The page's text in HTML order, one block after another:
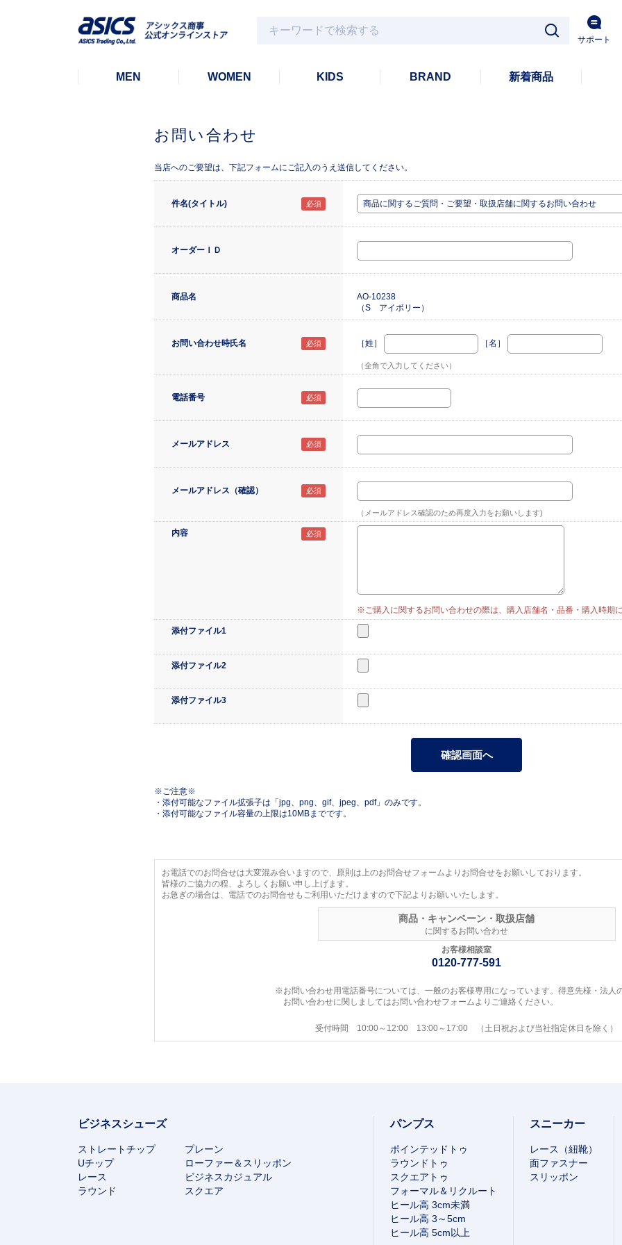
サポート
MEN WOMEN KIDS BRAND 新着商品
お問い合わせ
当店へのご要望は、下記フォームにご記入のうえ送信してください。
件名(タイトル)
オーダーＩＤ
商品名
AO-10238
（S アイボリー）
お問い合わせ時氏名 ［姓］ ［名］
（全角で入力してください）
電話番号
メールアドレス
メールアドレス（確認）
（メールアドレス確認のため再度入力をお願いします)
内容
※ご購入に関するお問い合わせの際は、購入店舗名・品番・購入時期
添付ファイル1
添付ファイル2
添付ファイル3
※ご注意※
・添付可能なファイル拡張子は「jpg、png、gif、jpeg、pdf」のみです。
・添付可能なファイル容量の上限は10MBまでです。
お電話でのお問合せは大変混み合いますので、原則は上のお問合せフォームよりお問合せをお願いしております。
皆様のご協力の程、よろしくお願い申し上げます。
お急ぎの場合は、電話でのお問合せもご利用いただけますので下記よりお願いいたします。
商品・キャンペーン・取扱店舗
に関するお問い合わせ
お客様相談室
0120-777-591
※お問い合わせ用電話番号については、一般のお客様専用になっています。得意先様・法人
お問い合わせに関しましてはお問い合わせフォームよりご連絡ください。
受付時間 10:00～12:00 13:00～17:00 （土日祝および当社指定休日を除く）
ビジネスシューズ
ストレートチップ
プレーン
Uチップ
ローファー＆スリッポン
レース
ビジネスカジュアル
ラウンド
スクエア
パンプス
ポインテッドトゥ
ラウンドトゥ
スクエアトゥ
フォーマル＆リクルート
ヒール高 3cm未満
ヒール高 3～5cm
ヒール高 5cm以上
スニーカー
レース（紐靴）
面ファスナー
スリッポン